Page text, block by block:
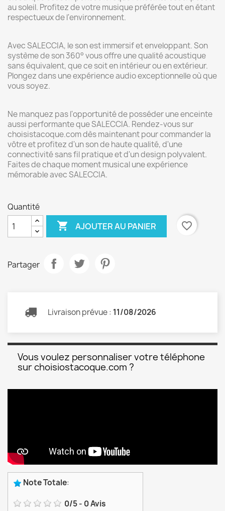
au soleil. Profitez de votre musique préférée tout en étant
respectueux de l'environnement.
Avec SALECCIA, le son est immersif et enveloppant. Son
système de son 360° vous offre une qualité acoustique
sans équivalent, que ce soit en intérieur ou en extérieur.
Plongez dans une expérience audio exceptionnelle où que
vous soyez.
Ne manquez pas l'opportunité de posséder une enceinte
aussi performante que SALECCIA. Rendez-vous sur
choisistacoque.com dès maintenant pour commander la
vôtre et profitez d'un son de haute qualité, d'une
connectivité sans fil pratique et d'un design polyvalent.
Faites de chaque moment musical une expérience
mémorable avec SALECCIA.
Quantité
 AJOUTER AU PANIER favorite_border
Partager
Livraison prévue : 11/08/2026
Vous voulez personnaliser votre téléphone
sur choisiostacoque.com ?
Note Totale:
0/5- 0Avis